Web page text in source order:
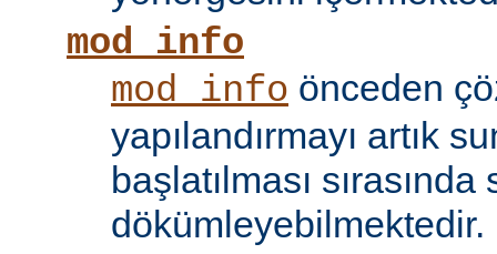
mod_info
mod_info önceden
yapılandırmayı artık
başlatılması sırasında
dökümleyebilmektedir.